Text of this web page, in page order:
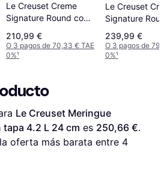
Le Creuset Creme
Signature Round con
tapa 2.4 L 20 cm
210,99 €
O 3 pagos de 70,33 € TAE
0%¹
Le Creuset
Signature
tapa 3.3 L 22
239,99 €
O 3 pagos de
0%¹
Le Creuset Meringue
4.2 L 24 cm es 250,66 €.
oferta más barata entre 4